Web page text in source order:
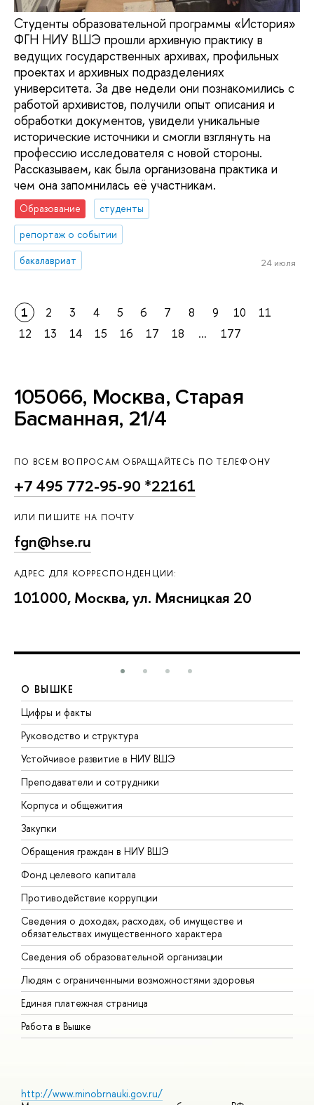
Студенты образовательной программы «История»
ФГН НИУ ВШЭ прошли архивную практику в
ведущих государственных архивах, профильных
проектах и архивных подразделениях
университета. За две недели они познакомились с
работой архивистов, получили опыт описания и
обработки документов, увидели уникальные
исторические источники и смогли взглянуть на
профессию исследователя с новой стороны.
Рассказываем, как была организована практика и
чем она запомнилась её участникам.
Образование
студенты
репортаж о событии
бакалавриат
24 июля
1 2 3 4 5 6 7 8 9 10
11
12
13 14 15 16 17 18 ... 177
105066, Москва, Старая
Басманная, 21/4
ПО ВСЕМ ВОПРОСАМ ОБРАЩАЙТЕСЬ ПО ТЕЛЕФОНУ
+7 495 772-95-90 *22161
ИЛИ ПИШИТЕ НА ПОЧТУ
fgn@hse.ru
АДРЕС ДЛЯ КОРРЕСПОНДЕНЦИИ:
101000, Москва, ул. Мясницкая 20
О ВЫШКЕ
Цифры и факты
Руководство и структура
Устойчивое развитие в НИУ ВШЭ
Преподаватели и сотрудники
Корпуса и общежития
Закупки
Обращения граждан в НИУ ВШЭ
Фонд целевого капитала
Противодействие коррупции
Сведения о доходах, расходах, об имуществе и
обязательствах имущественного характера
Сведения об образовательной организации
Людям с ограниченными возможностями здоровья
Единая платежная страница
Работа в Вышке
http://www.minobrnauki.gov.ru/